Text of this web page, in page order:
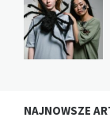
NAJNOWSZE